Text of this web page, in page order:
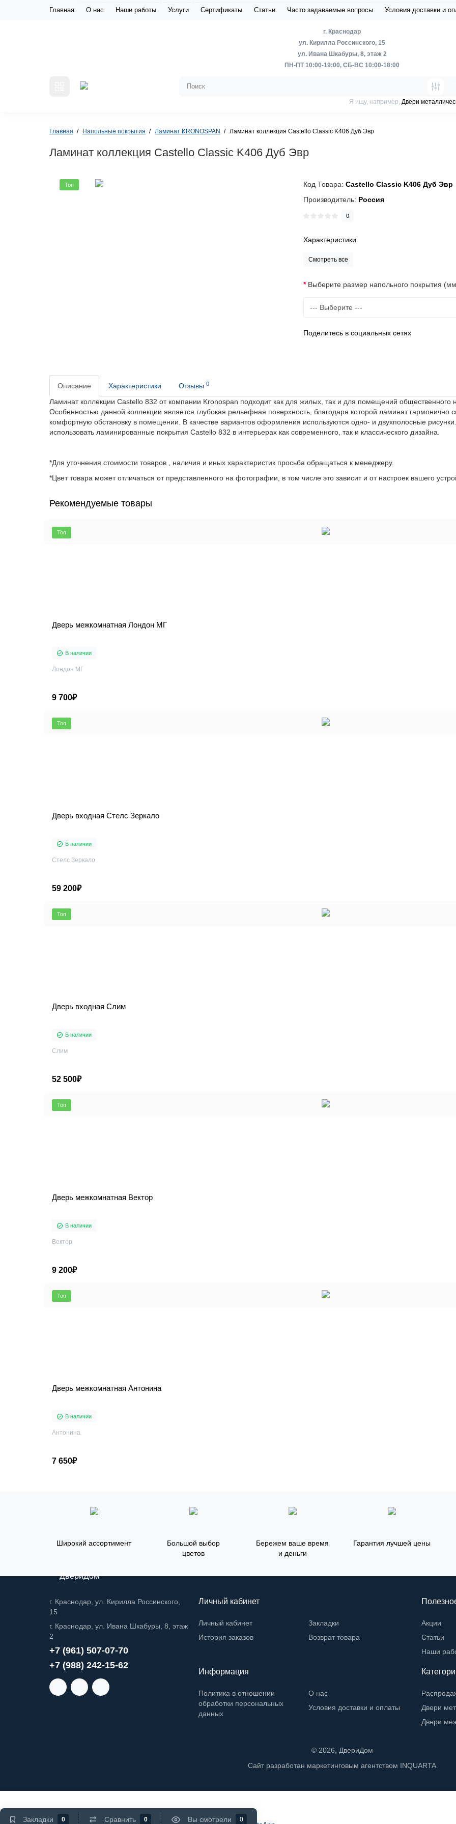
Закладки 0 Сравнить 0 Вы смотрели 0
Главная О нас Наши работы Услуги Сертификаты Статьи Часто задаваемые вопросы Условия доставки и
г. Краснодар
ул. Кирилла Россинского, 15
ул. Ивана Шкабуры, 8, этаж 2
ПН-ПТ 10:00-19:00, СБ-ВС 10:00-18:00
Я ищу, например, Двери
Главная Напольные покрытия Ламинат KRONOSPAN Ламинат коллекция Castello Classic K406 Дуб Эвр
Ламинат коллекция Castello Classic K406 Дуб Эвр
Топ Код Товара:Castello Classic K406 Дуб Эвр
Производитель: Россия
0
Характеристики
Смотреть все
Выберите размер напольного покрытия
Поделитесь в социальных сетях
Описание Характеристики Отзывы 0
Ламинат коллекции Castello 832 от компании Kronospan подходит как для жилых, так и для помещений общественного
Особенностью данной коллекции является глубокая рельефная поверхность, благодаря которой ламинат гармонично
комфортную обстановку в помещении. В качестве вариантов оформления используются одно- и двухполосные
использовать ламинированные покрытия Castello 832 в интерьерах как современного, так и классического дизайна.
*Для уточнения стоимости товаров , наличия и иных характеристик просьба обращаться к менеджеру.
*Цвет товара может отличаться от представленного на фотографии, в том числе это зависит и от настроек вашего
Рекомендуемые товары
Топ
Дверь межкомнатная Лондон МГ
В наличии
Лондон МГ
9 700₽
Топ
Дверь входная Стелс Зеркало
В наличии
Стелс Зеркало
59 200₽
Топ
Дверь входная Слим
В наличии
Слим
52 500₽
Топ
Дверь межкомнатная Вектор
В наличии
Вектор
9 200₽
Топ
Дверь межкомнатная Антонина
В наличии
Антонина
7 650₽
Широкий ассортимент
Большой выбор
цветов
Бережем ваше время
и деньги
Гарантия лучшей цены
ДвериДом
г. Краснодар, ул. Кирилла Россинского,
15
г. Краснодар, ул. Ивана Шкабуры, 8, этаж
2
+7 (961) 507-07-70
+7 (988) 242-15-62
Личный кабинет
Личный кабинет
История заказов
Закладки
Возврат товара
Акции
Статьи
Наши
Информация
Политика в отношении
обработки персональных
данных
О нас
Условия доставки и оплаты
Двери
Двери
© 2026 , ДвериДом
Сайт разработан маркетинговым агентством INQUARTA